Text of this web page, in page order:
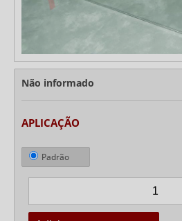
Não informado
APLICAÇÃO
Padrão